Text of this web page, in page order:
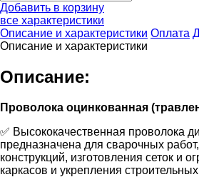
Добавить в корзину
все характеристики
Описание и характеристики Оплата
Описание и характеристики
Описание:
Проволока оцинкованная
✅ Высококачественная проволока
предназначена для сварочных
конструкций, изготовления сеток и
каркасов и укрепления